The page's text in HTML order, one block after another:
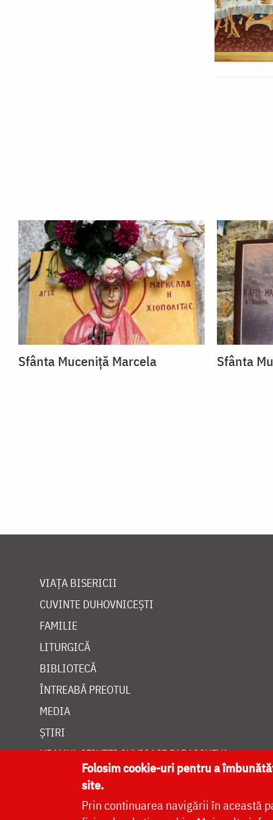
Sfânta Muceniță Marcela Sfânta
VIAȚA BISERICII
CUVINTE DUHOVNICEȘTI
FAMILIE
LITURGICĂ
BIBLIOTECĂ
ÎNTREABĂ PREOTUL
MEDIA
ȘTIRI
HRAMUL SFINTEI CUVIOASE PARASCHEVA
Folosim cookie-uri pentru a
site.
Prin continuarea navigării în această